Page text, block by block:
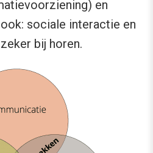
en
sociale interactie en
bij horen.